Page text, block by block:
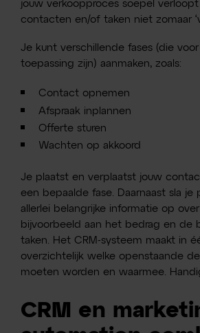
jouw verkoopproces soepel
contacten en/of taken niet zomaar
Je kunt verschillende fases (die
toepassing zijn) aanmaken, zoals:
Contact opnemen
Afspraak inplannen
Offerte sturen
Wachten op akkoord
Je plaatst en verplaatst jouw
een bepaalde fase. Daarnaast sla
allerlei belangrijke informatie op
bijvoorbeeld aan het bedrag en de
taken. Het CRM-systeem maakt in
overzichtelijk welke openstaande
moeten worden en waarmee.
CRM en